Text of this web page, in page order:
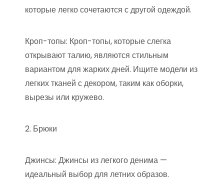
которые легко сочетаются с другой одеждой.
Кроп-топы: Кроп-топы, которые слегка
открывают талию, являются стильным
вариантом для жарких дней. Ищите модели из
легких тканей с декором, таким как оборки,
вырезы или кружево.
2. Брюки
Джинсы: Джинсы из легкого денима —
идеальный выбор для летних образов.